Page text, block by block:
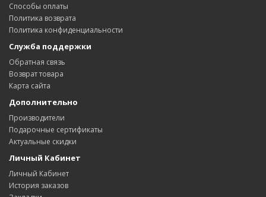
Способы оплаты
Политика возвратa
Политика конфиденциальности
Служба поддержки
Обратная связь
Возврат товара
Карта сайта
Дополнительно
Производители
Подарочные сертификаты
Актуальные скидки
Личный Кабинет
Личный Кабинет
История заказов